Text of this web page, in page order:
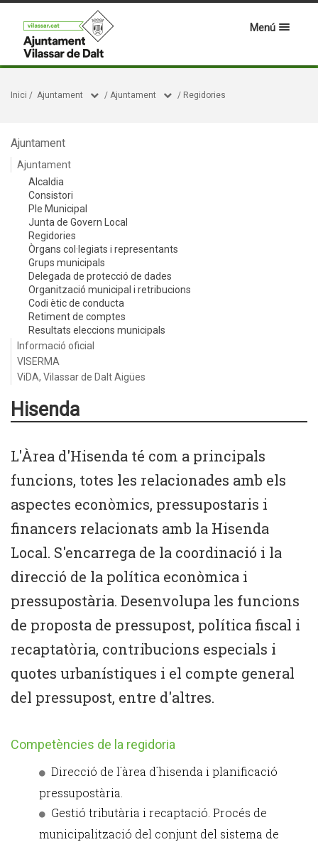
Menú
Inici / Ajuntament / Ajuntament / Regidories
Ajuntament
Ajuntament
Alcaldia
Consistori
Ple Municipal
Junta de Govern Local
Regidories
Òrgans col·legiats i representants
Grups municipals
Delegada de protecció de dades
Organització municipal i retribucions
Codi ètic de conducta
Retiment de comptes
Resultats eleccions municipals
Informació oficial
VISERMA
ViDA, Vilassar de Dalt Aigües
Hisenda
L'Àrea d'Hisenda té com a principals
funcions, totes les relacionades amb els
aspectes econòmics, pressupostaris i
financers relacionats amb la Hisenda
Local. S'encarrega de la coordinació i la
direcció de la política econòmica i
pressupostària. Desenvolupa les funcions
de proposta de pressupost, política fiscal i
recaptatòria, contribucions especials i
quotes urbanístiques i el compte general
del pressupost, entre d'altres.
Competències de la regidoria
Direcció de l´àrea d´hisenda i planificació
pressupostària.
Gestió tributària i recaptació. Procés de
municipalització del conjunt del sistema de